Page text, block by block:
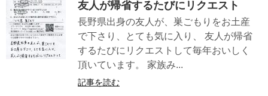
友人が帰省するたびにリクエスト
長野県出身の友人が、巣ごもりをお土産
で下さり、とても気に入り、 友人が帰省
するたびにリクエストして毎年おいしく
頂いています。 家族み...
記事を読む